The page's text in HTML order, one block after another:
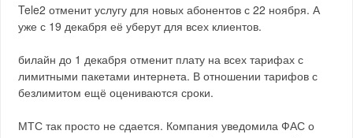
Tele2 отменит услугу для новых абонентов с 22 ноября. А
уже с 19 декабря её уберут для всех клиентов.
билайн до 1 декабря отменит плату на всех тарифах с
лимитными пакетами интернета. В отношении тарифов с
безлимитом ещё оцениваются сроки.
МТС так просто не сдается. Компания уведомила ФАС о